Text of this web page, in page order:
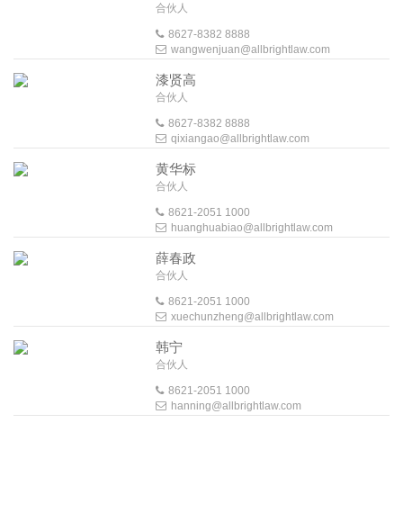
合伙人
8627-8382 8888
wangwenjuan@allbrightlaw.com
漆贤高
合伙人
8627-8382 8888
qixiangao@allbrightlaw.com
黄华标
合伙人
8621-2051 1000
huanghuabiao@allbrightlaw.com
薛春政
合伙人
8621-2051 1000
xuechunzheng@allbrightlaw.com
韩宁
合伙人
8621-2051 1000
hanning@allbrightlaw.com